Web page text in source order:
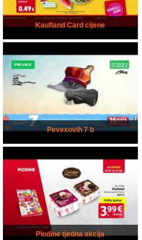
Kaufland Card cijene
Pevexovih 7 b
Plodine tjedna akcija